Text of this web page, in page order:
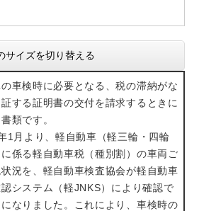
サイズを切り替える
車検時に必要となる、税の滞納がな
する証明書の交付を請求するときに
類です。
1月より、軽自動車（軽三輪・四輪
係る軽自動車税（種別割）の車両ご
況を、軽自動車検査協会が軽自動車
システム（軽JNKS）により確認で
なりました。これにより、車検時の